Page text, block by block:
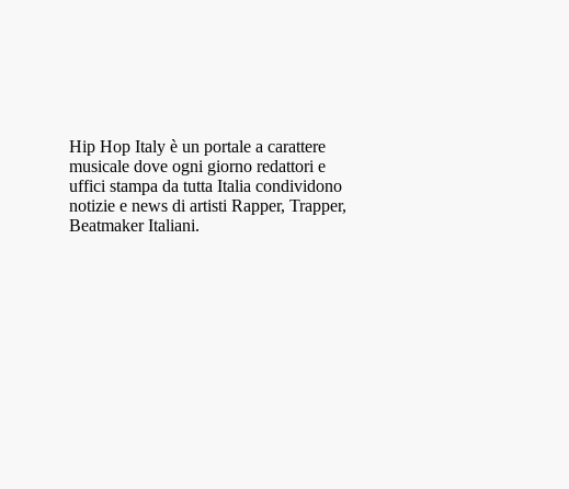
Hip Hop Italy è un portale a carattere
musicale dove ogni giorno redattori e
uffici stampa da tutta Italia condividono
notizie e news di artisti Rapper, Trapper,
Beatmaker Italiani.